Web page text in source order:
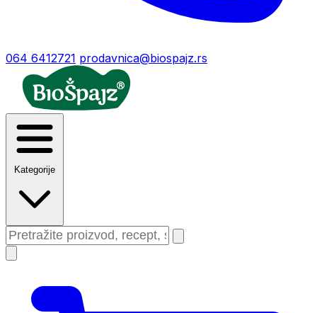
064 6412721 prodavnica@biospajz.rs
Kategorije